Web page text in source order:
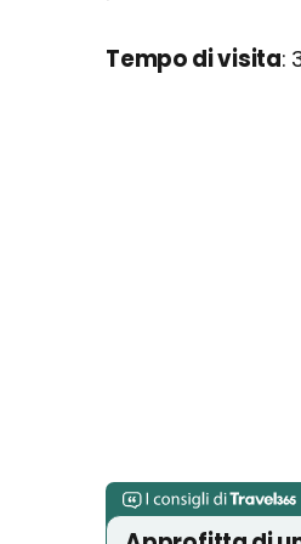
Tempo di visita: